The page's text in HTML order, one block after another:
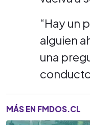
“Hay un
alguien
una
MÁS EN FMDOS.CL